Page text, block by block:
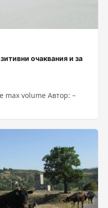
очаквания и за
max volume Автор: –